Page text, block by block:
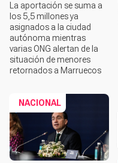
La aportación se suma a
los 5,5 millones ya
asignados a la ciudad
autónoma mientras
varias ONG alertan de la
situación de menores
retornados a Marruecos
NACIONAL